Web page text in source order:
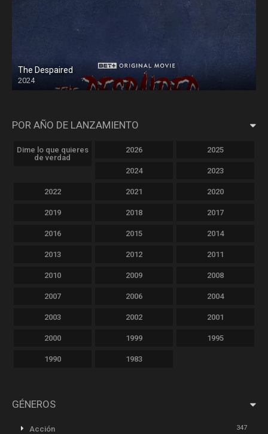
The Despaired
2024
POR AÑO DE LANZAMIENTO
Dime lo que quieres
de verdad
2026 2025
2024 2023
2022 2021 2020
2019 2018 2017
2016 2015 2014
2013 2012 2011
2010 2009 2008
2007 2006 2004
2003 2002 2001
2000 1999 1995
1990 1983
GÉNEROS
Acción 347